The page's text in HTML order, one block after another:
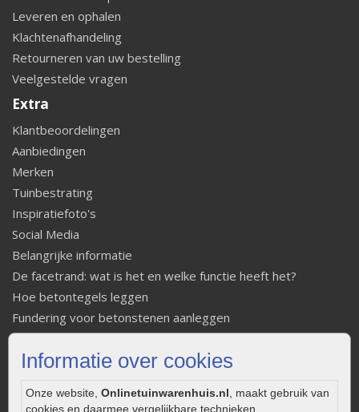
Informatie over cookies
Onze website, Onlinetuinwarenhuis.nl , maakt gebruik van
cookies en daarmee vergelijkbare technieken.
Leveren en ophalen
Klachtenafhandeling
Retourneren van uw bestelling
Veelgestelde vragen
Extra
Klantbeoordelingen
Aanbiedingen
Merken
Tuinbestrating
Inspiratiefoto's
Social Media
Belangrijke informatie
De facetrand: wat is het en welke functie heeft het?
Hoe betontegels leggen
Fundering voor betonstenen aanleggen
Welke tuinstijl past bij mij
Strakke tuin inrichten
Onderhoud van gebakken bestrating